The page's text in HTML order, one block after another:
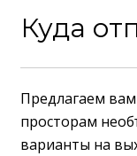
Куда
Предлагаем
просторам
варианты на